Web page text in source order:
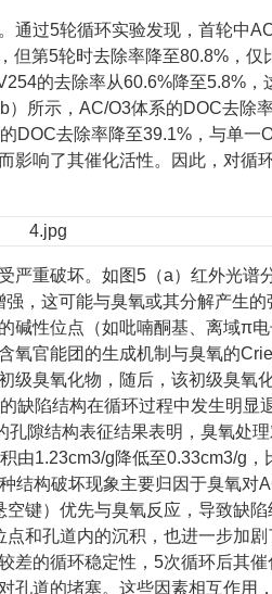
通过5轮循环实验发现，首轮中
但第5轮时去除率降至80.8%，仅
的去除率从60.6%降至5.8%，
所示，AC/O3体系的DOC去除
DOC去除率降至39.1%，与单一
影响了其催化活性。因此，对循
严重破坏。如图5（a）红外光谱
，这可能与臭氧或其分解产生的
碱性位点（如吡喃酮基、离域π
氧官能团的生成机制与臭氧的
级臭氧化物，随后，该初级臭氧
缺陷结构在循环过程中发生明显
孔隙结构表征结果表明，臭氧处
由1.23cm3/g降低至0.33cm3/g，
结构破坏现象主要归因于臭氧对
键）优先与臭氧反应，导致缺
和孔道内的沉积，也进一步加
差的循环稳定性，5次循环后其
孔道的堵塞。这些因素相互作用